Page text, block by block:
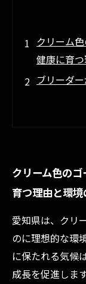
クリーム
健康に育
ブリーダ
愛知県な
育てた成
初心者にも
えるクリ
まとめ：
レトリバ
び
クリーム色の
育つ理由と環
愛知県は、クリ
のに理想的な環
に保たれる気候
成長を促進しま